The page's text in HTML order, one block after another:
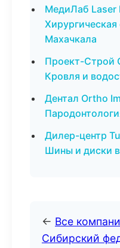
МедиЛаб Laser
Махачкала
Проект-Строй
Кровля и
Дентал Ortho
Дилер-центр
Шины и диски
← Все
Сибирский